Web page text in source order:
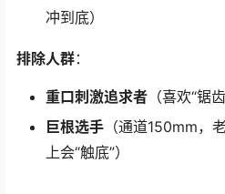
冲到底）
排除人群：
重口刺激追求者 （喜欢“锯
巨根选手 （通道150mm，
上会“触底”）